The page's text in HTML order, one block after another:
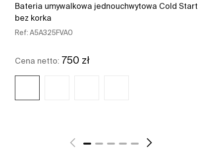
Bateria umywalkowa jednouchwytowa Cold Start
bez korka
Ref: A5A325FVA0
Cena netto: 750 zł